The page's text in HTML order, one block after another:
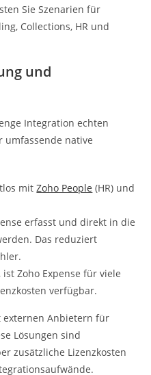
Sie Szenarien für
Collections, HR und
und
Integration echten
umfassende native
mitZoho People (HR) und
erfasst und direkt in die
Das reduziert
ist Zoho Expense für viele
verfügbar.
externen Anbietern für
Lösungen sind
zusätzliche Lizenzkosten